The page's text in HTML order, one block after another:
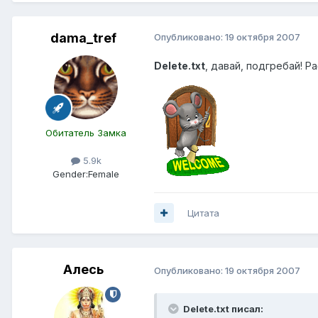
dama_tref
Обитатель Замка
5.9k
Gender:Female
Опубликовано: 19 октября 2007
Delete.txt , давай, подгребай!
Цитата
Алесь Опубликовано: 19 октября 2007
Delete.txt писал: